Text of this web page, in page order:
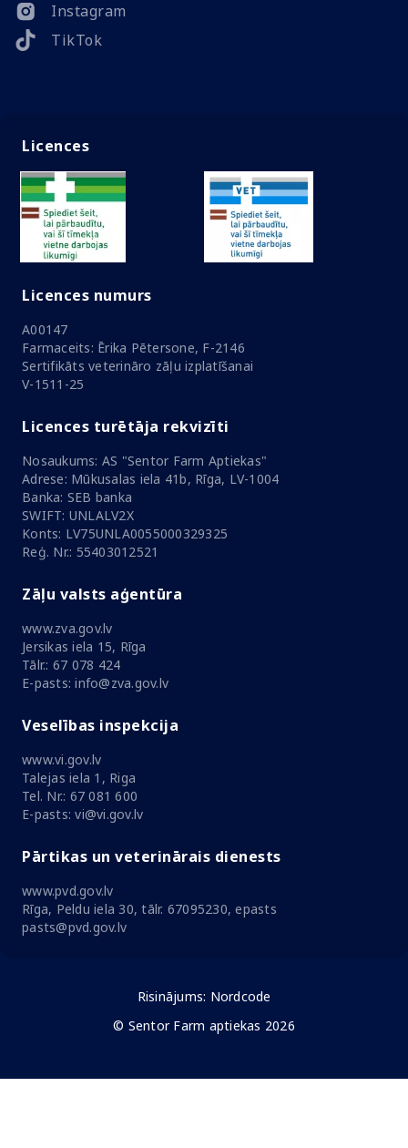
Instagram
TikTok
Licences
Licences numurs
A00147
Farmaceits: Ērika Pētersone, F-2146
Sertifikāts veterināro zāļu izplatīšanai
V-1511-25
Licences turētāja rekvizīti
Nosaukums: AS "Sentor Farm Aptiekas"
Adrese: Mūkusalas iela 41b, Rīga, LV-1004
Banka: SEB banka
SWIFT: UNLALV2X
Konts: LV75UNLA0055000329325
Reģ. Nr.: 55403012521
Zāļu valsts aģentūra
www.zva.gov.lv
Jersikas iela 15, Rīga
Tālr.: 67 078 424
E-pasts: info@zva.gov.lv
Veselības inspekcija
www.vi.gov.lv
Talejas iela 1, Riga
Tel. Nr.: 67 081 600
E-pasts: vi@vi.gov.lv
Pārtikas un veterinārais dienests
www.pvd.gov.lv
Rīga, Peldu iela 30, tālr. 67095230, epasts
pasts@pvd.gov.lv
Risinājums: Nordcode
© Sentor Farm aptiekas 2026